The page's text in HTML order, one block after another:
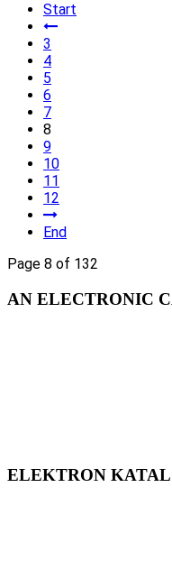
Start
3
4
5
6
7
8
9
10
11
12
End
Page 8 of 132
AN ELECTRONIC
ELEKTRON